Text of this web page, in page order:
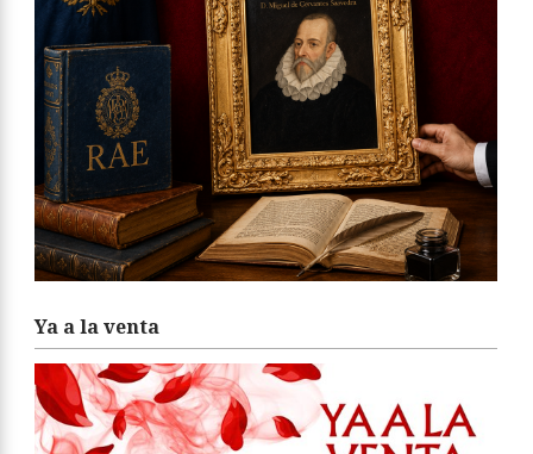
Ya a la venta